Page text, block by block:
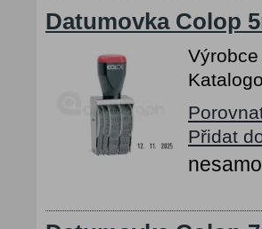
Datumovka Colop
Přidat